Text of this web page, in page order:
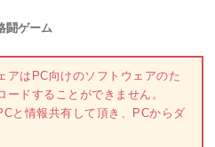
闘ゲーム
アはPC向けのソフトウェアのた
ドすることができません。
と情報共有して頂き、PCからダ